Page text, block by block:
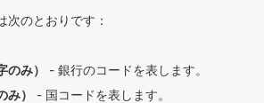
次のとおりです：
み）
- 銀行のコードを表します。
）
- 国コードを表します。